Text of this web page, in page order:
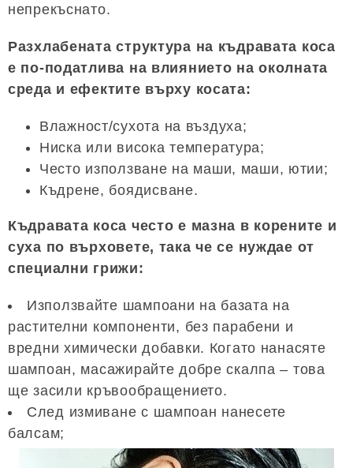
непрекъснато.
Разхлабената структура на къдравата коса
е по-податлива на влиянието на околната
среда и ефектите върху косата:
Влажност/сухота на въздуха;
Ниска или висока температура;
Често използване на маши, маши, ютии;
Къдрене, боядисване.
Къдравата коса често е мазна в корените и
суха по върховете, така че се нуждае от
специални грижи:
Използвайте шампоани на базата на
растителни компоненти, без парабени и
вредни химически добавки. Когато нанасяте
шампоан, масажирайте добре скалпа – това
ще засили кръвообращението.
След измиване с шампоан нанесете
балсам;